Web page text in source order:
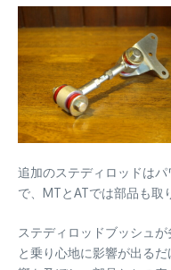
追加のステディロッドは
で、MTとATでは部品も取
ステディロッドブッシュ
と乗り心地に影響が出る